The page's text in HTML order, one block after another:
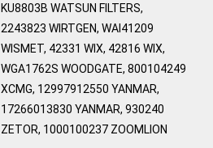
KU8803B WATSUN FILTERS,
2243823 WIRTGEN, WAI41209
WISMET, 42331 WIX, 42816 WIX,
WGA1762S WOODGATE, 800104249
XCMG, 12997912550 YANMAR,
17266013830 YANMAR, 930240
ZETOR, 1000100237 ZOOMLION